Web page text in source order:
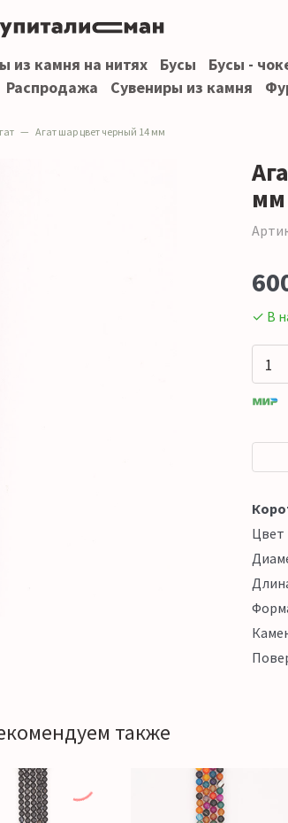
из камня на нитях Бусы Бусы -
Распродажа Сувениры из камня
Агат шар цвет черный 14 мм
мм
✓ В
Цвет
также